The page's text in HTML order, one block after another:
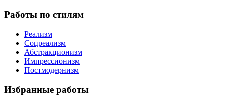
Работы по стилям
Реализм
Соцреализм
Абстракционизм
Импрессионизм
Постмодернизм
Избранные работы